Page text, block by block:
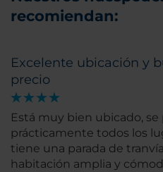
recomiendan:
Excelente ubicación y
precio
Está muy bien ubicado, se puede ir caminando a
prácticamente todos los
tiene una parada de
habitación amplia y